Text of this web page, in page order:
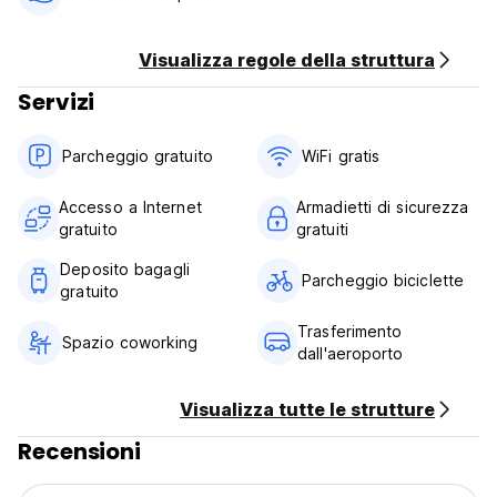
Visualizza regole della struttura
Servizi
Parcheggio gratuito WiFi gratis
Accesso a Internet
gratuito
Armadietti di sicurezza
gratuiti
Deposito bagagli
gratuito
Parcheggio biciclette
Spazio coworking
Trasferimento
dall'aeroporto
Visualizza tutte le strutture
Recensioni